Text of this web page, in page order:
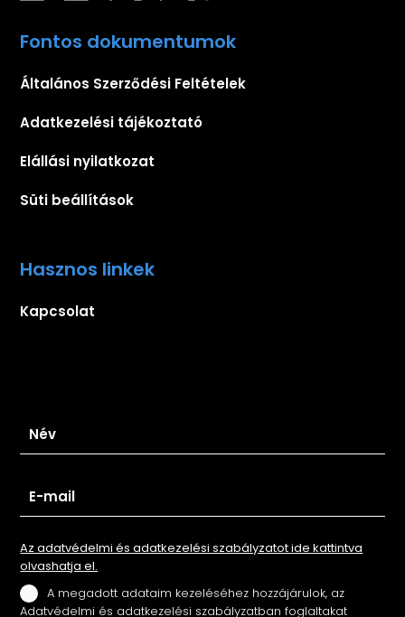
Fontos dokumentumok
Általános Szerződési Feltételek
Adatkezelési tájékoztató
Elállási nyilatkozat
Süti beállítások
Hasznos linkek
Kapcsolat
Az adatvédelmi és adatkezelési szabályzatot ide kattintva
olvashatja el.
A megadott adataim kezeléséhez hozzájárulok, az
Adatvédelmi és adatkezelési szabályzatban foglaltakat